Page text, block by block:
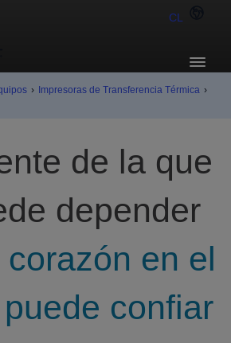
CL
› Impresoras de Transferencia Térmica ›
de la que
depender
en el
confiar